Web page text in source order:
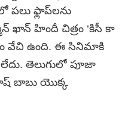
పలు ఫ్లాప్‌లను
ఖాన్ హిందీ చిత్రం ‘కిసీ కా
వేచి ఉంది. ఈ సినిమాకి
తెలుగులో పూజా
బాబు యొక్క